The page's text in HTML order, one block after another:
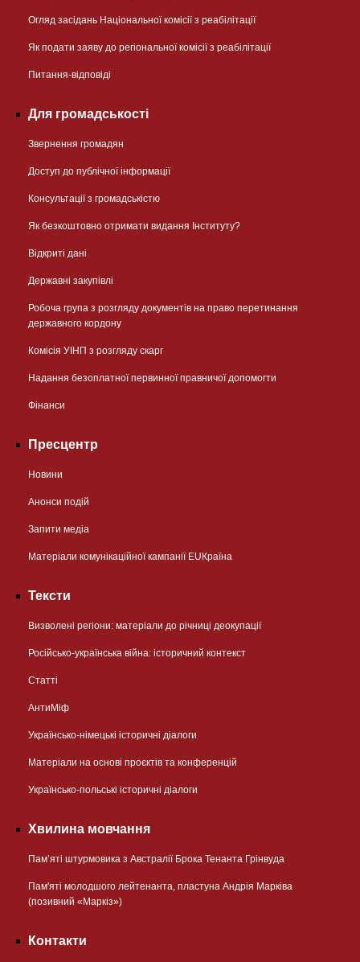
Огляд засідань Національної комісії з реабілітації
Як подати заяву до регіональної комісії з реабілітації
Питання-відповіді
Для громадськості
Звернення громадян
Доступ до публічної інформації
Консультації з громадськістю
Як безкоштовно отримати видання Інституту?
Відкриті дані
Державні закупівлі
Робоча група з розгляду документів на право перетинання
державного кордону
Комісія УІНП з розгляду скарг
Надання безоплатної первинної правничої допомогти
Фінанси
Пресцентр
Новини
Анонси подій
Запити медіа
Матеріали комунікаційної кампанії EUКраїна
Тексти
Визволені регіони: матеріали до річниці деокупації
Російсько-українська війна: історичний контекст
Статті
АнтиМіф
Українсько-німецькі історичні діалоги
Матеріали на основі проєктів та конференцій
Українсько-польські історичні діалоги
Хвилина мовчання
Пам’яті штурмовика з Австралії Брока Тенанта Грінвуда
Пам'яті молодшого лейтенанта, пластуна Андрія Марківа
(позивний «Маркіз»)
Контакти